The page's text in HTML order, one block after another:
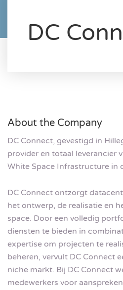
DC
About the Company
DC Connect, gevestigd in
provider en totaal leverancier
White Space Infrastructure in
DC Connect ontzorgt
het ontwerp, de realisatie en
space. Door een volledig
diensten te bieden in
expertise om projecten te
beheren, vervult DC Connect
niche markt. Bij DC Connect
medewerkers voor